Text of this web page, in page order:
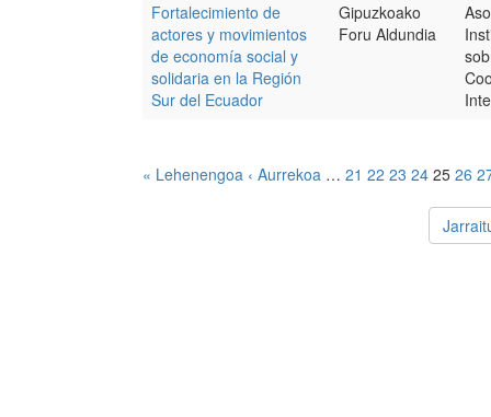
Fortalecimiento de
actores y movimientos
de economía social y
solidaria en la Región
Sur del Ecuador
Gipuzkoako
Foru Aldundia
« Lehenengoa ‹ Aurrekoa … 21 22 23 24 25 26